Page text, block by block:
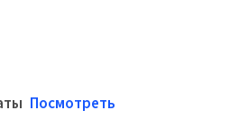
Посмотреть